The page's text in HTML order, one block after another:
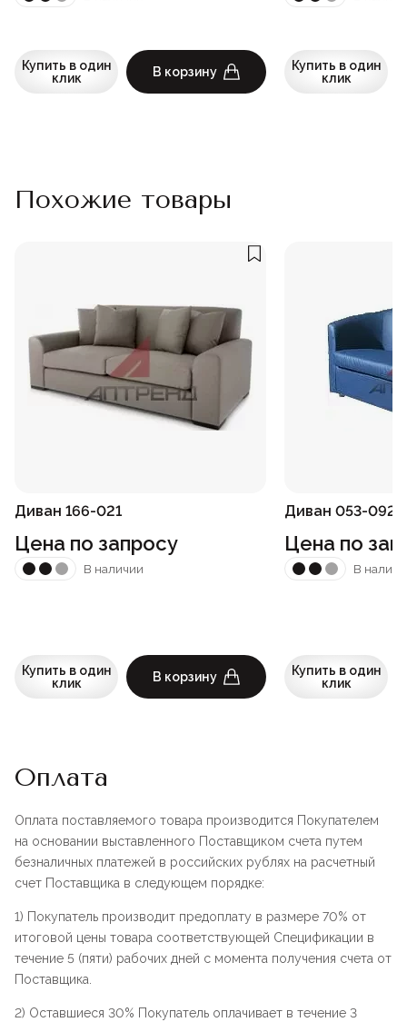
Купить в один
клик
В корзину
Купить в один
клик
Похожие товары
Диван 166-021
Цена по запросу
В наличии
Купить в один
клик
В корзину
Диван 053-092
Цена по
В
Купить в один
клик
Оплата
Оплата поставляемого товара производится Покупателем
на основании выставленного Поставщиком счета путем
безналичных платежей в российских рублях на расчетный
счет Поставщика в следующем порядке:
1) Покупатель производит предоплату в размере 70% от
итоговой цены товара соответствующей Спецификации в
течение 5 (пяти) рабочих дней с момента получения счета от
Поставщика.
2) Оставшиеся 30% Покупатель оплачивает в течение 3